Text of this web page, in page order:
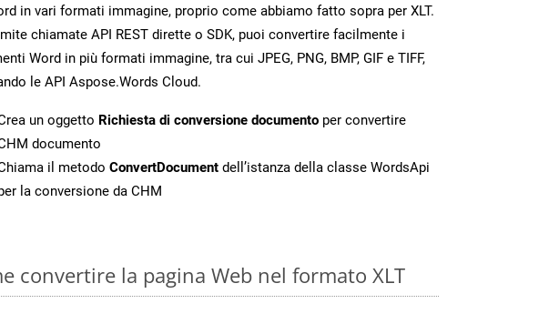
in vari formati immagine, proprio come abbiamo fatto sopra per XLT.
chiamate API REST dirette o SDK, puoi convertire facilmente i
Word in più formati immagine, tra cui JPEG, PNG, BMP, GIF e TIFF,
le API Aspose.Words Cloud.
un oggetto Richiesta di conversione documento per convertire
documento
il metodo ConvertDocument dell’istanza della classe WordsApi
la conversione da CHM
convertire la pagina Web nel formato XLT